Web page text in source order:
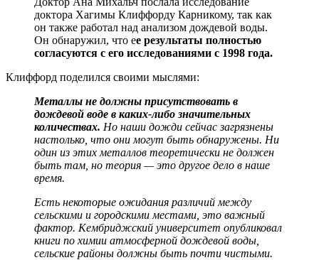
доктора Хагимы Клиффорду Карникому, так как
он также работал над анализом дождевой воды.
Он обнаружил, что ее результаты полностью
согласуются с его исследованиями с 1998 года.
Клиффорд поделился своими мыслями:
Металлы не должны присутствовать в
дождевой воде в каких-либо значительных
количествах. Но наши дожди сейчас загрязнены
настолько, что они могут быть обнаружены. Ни
один из этих металлов теоретически не должен
быть там, но теория — это другое дело в наше
время.
Есть некоторые ожидания различий между
сельскими и городскими местами, это важный
фактор. Кембриджский университет опубликовал
книги по химии атмосферной дождевой воды,
сельские районы должны быть почти чистыми.